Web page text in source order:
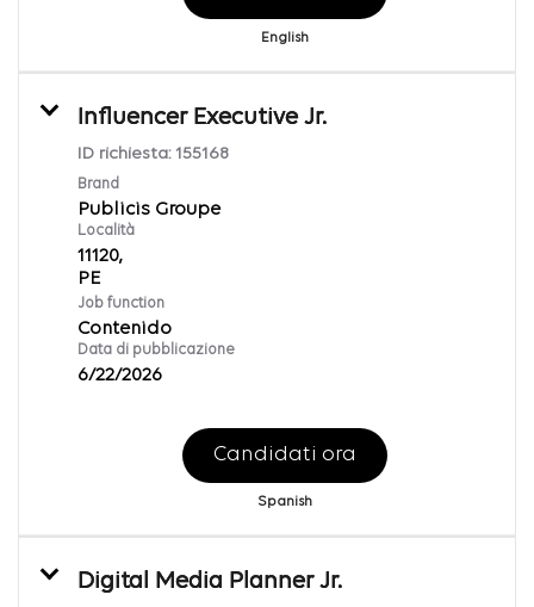
English
Influencer Executive Jr.
ID richiesta: 155168
Brand
Publicis Groupe
Località
11120,
Job function
Contenido
Data di pubblicazione
6/22/2026
Candidati ora
Spanish
Digital Media Planner Jr.